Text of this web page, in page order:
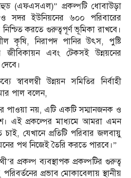
(এফএসএল)” প্রকল্পটি ধোবাউড়া
সদর ইউনিয়নের ৬০০ পরিবারের
নিশ্চিত করতে গুরুত্বপূর্ণ ভূমিকা রাখবে।
কৃষি, নিরাপদ পানির উৎস, পুষ্টি
জীবিকায়ন এবং টেকসই উন্নয়নের
স্বাবলম্বী উন্নয়ন সমিতির নির্বাহী
পাল বলেন,
পাওয়া নয়, এটি একটি সম্মানজনক ও
এই প্রকল্পের মাধ্যমে আমরা এমন
যেখানে প্রতিটি পরিবার জলবায়ু
পথ নিজেই তৈরি করতে পারবে।”
প্রকল্প ব্যবস্থাপক প্রকল্পটির গুরুত্ব
প্রভাব মোকাবেলায় স্থানীয়